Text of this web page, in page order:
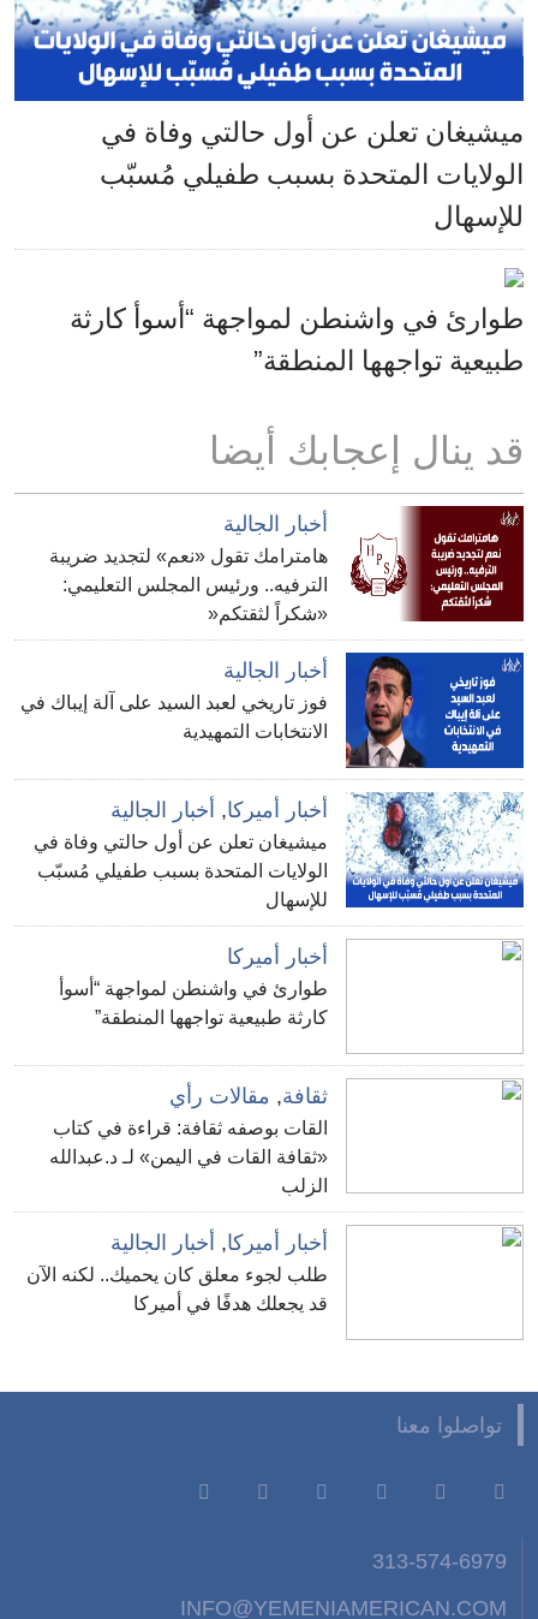
ميشيغان تعلن عن أول حالتي وفاة في
الولايات المتحدة بسبب طفيلي مُسبّب
للإسهال
طوارئ في واشنطن لمواجهة “أسوأ كارثة
طبيعية تواجهها المنطقة”
قد ينال إعجابك أيضا
أخبار الجالية
هامترامك تقول «نعم» لتجديد ضريبة
الترفيه.. ورئيس المجلس التعليمي:
«شكراً لثقتكم«
أخبار الجالية
فوز تاريخي لعبد السيد على آلة إيباك في
الانتخابات التمهيدية
أخبار أميركا, أخبار الجالية
ميشيغان تعلن عن أول حالتي وفاة في
الولايات المتحدة بسبب طفيلي مُسبّب
للإسهال
أخبار أميركا
طوارئ في واشنطن لمواجهة “أسوأ
كارثة طبيعية تواجهها المنطقة”
ثقافة, مقالات رأي
القات بوصفه ثقافة: قراءة في كتاب
«ثقافة القات في اليمن» لـ د.عبدالله
الزلب
أخبار أميركا, أخبار الجالية
طلب لجوء معلق كان يحميك.. لكنه الآن
قد يجعلك هدفًا في أميركا
تواصلوا معنا
313-574-6979
INFO@YEMENIAMERICAN.COM